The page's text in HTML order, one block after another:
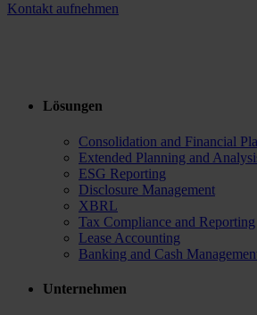
Kontakt aufnehmen
Lösungen
Consolidation and Financial
Extended Planning and
ESG Reporting
Disclosure Management
XBRL
Tax Compliance and Reporting
Lease Accounting
Banking and Cash
Unternehmen